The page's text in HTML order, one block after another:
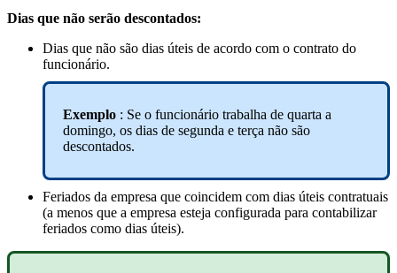
Dias que não serão descontados:
Dias que não são dias úteis de acordo com o contrato do
funcionário.
Exemplo : Se o funcionário trabalha de quarta a
domingo, os dias de segunda e terça não são
descontados.
Feriados da empresa que coincidem com dias úteis contratuais
(a menos que a empresa esteja configurada para contabilizar
feriados como dias úteis).